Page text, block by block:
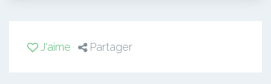
J'aime Partager